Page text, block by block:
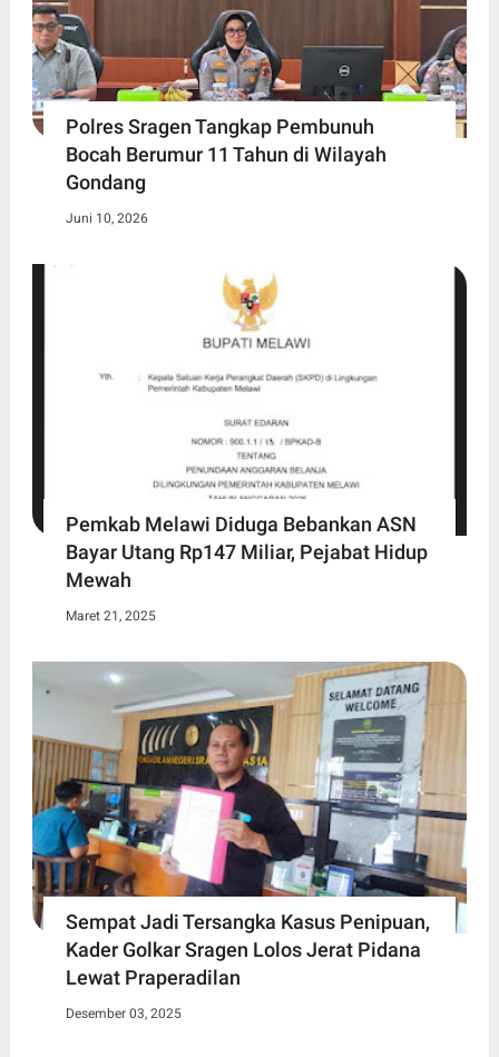
Polres Sragen Tangkap Pembunuh
Bocah Berumur 11 Tahun di Wilayah
Gondang
Juni 10, 2026
Pemkab Melawi Diduga Bebankan ASN
Bayar Utang Rp147 Miliar, Pejabat Hidup
Mewah
Maret 21, 2025
Sempat Jadi Tersangka Kasus Penipuan,
Kader Golkar Sragen Lolos Jerat Pidana
Lewat Praperadilan
Desember 03, 2025